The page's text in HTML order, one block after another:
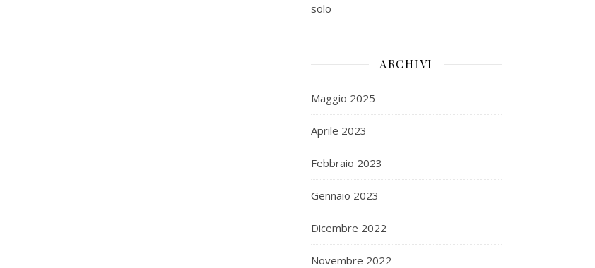
solo
ARCHIVI
Maggio 2025
Aprile 2023
Febbraio 2023
Gennaio 2023
Dicembre 2022
Novembre 2022